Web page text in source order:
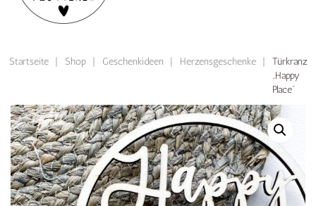
Startseite | Shop | Geschenkideen | Herzensgeschenke |
Türkranz
„Happy
Place“